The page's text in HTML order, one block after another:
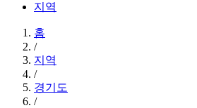
지역
홈
/
지역
/
경기도
/